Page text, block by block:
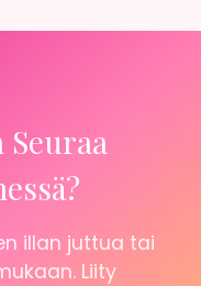
illan juttua tai
Liity